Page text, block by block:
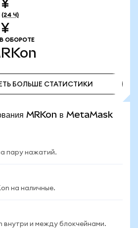
(24 Ч)
ОБОРОТЕ
БОЛЬШЕ СТАТИСТИКИ
MRKon в MetaMask
пару нажатий.
на наличные.
внутри и между блокчейнами.